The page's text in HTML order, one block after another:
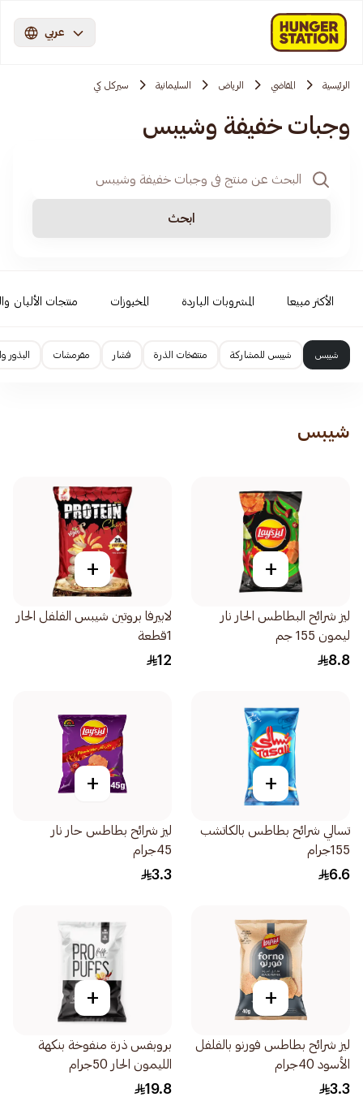
عربي
الرئيسية المقاضي الرياض السليمانية سيركل كي
وجبات خفيفة وشيبس
ابحث
الأكثر مبيعا المشروبات الباردة المخبوزات منتجات الألبان
شيبس شيبس للمشاركة منتفخات الذرة فشار مقرمشات البذور
شيبس
+
ليز شرائح البطاطس الحار نار
ليمون 155 جم
8.8
+
لابيرفا بروتين شيبس الفلفل الحار
1قطعة
12
+
تسالي شرائح بطاطس بالكاتشب
155جرام
6.6
+
ليز شرائح بطاطس حار نار
45جرام
3.3
+
ليز شرائح بطاطس فورنو بالفلفل
الأسود 40جرام
3.3
+
بروبفس ذرة منفوخة بنكهة
الليمون الحار 50جرام
19.8